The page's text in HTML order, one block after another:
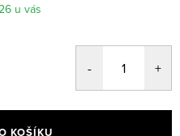
KOŠÍKU